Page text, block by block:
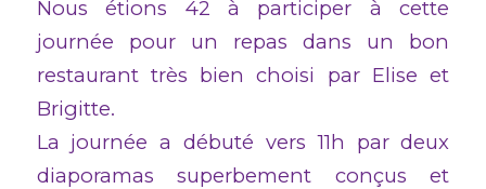
Nous étions 42 à participer à cette
journée pour un repas dans un bon
restaurant très bien choisi par Elise et
Brigitte.
La journée a débuté vers 11h par deux
diaporamas superbement conçus et